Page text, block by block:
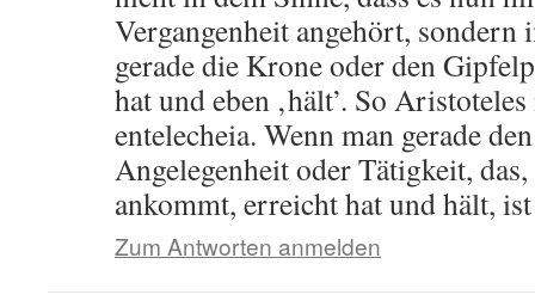
Vergangenheit angehört, sondern
gerade die Krone oder den
hat und eben ‚hält’. So
entelecheia. Wenn man gerade
Angelegenheit oder Tätigkeit,
ankommt, erreicht hat und hält,
Zum Antworten anmelden